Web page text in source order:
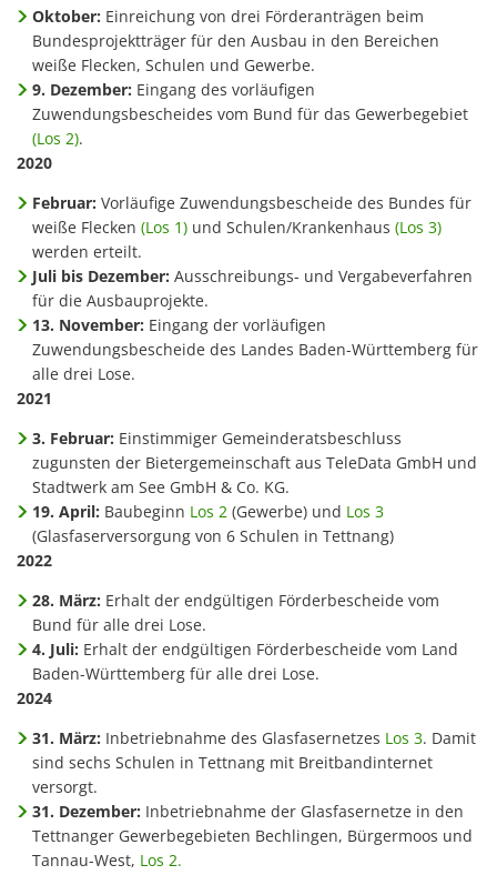
Oktober: Einreichung von drei Förderanträgen beim
Bundesprojektträger für den Ausbau in den Bereichen
weiße Flecken, Schulen und Gewerbe.
9. Dezember: Eingang des vorläufigen
Zuwendungsbescheides vom Bund für das Gewerbegebiet
(Los 2).
2020
Februar: Vorläufige Zuwendungsbescheide des Bundes für
weiße Flecken (Los 1) und Schulen/Krankenhaus (Los 3)
werden erteilt.
Juli bis Dezember: Ausschreibungs- und Vergabeverfahren
für die Ausbauprojekte.
13. November: Eingang der vorläufigen
Zuwendungsbescheide des Landes Baden-Württemberg für
alle drei Lose.
2021
3. Februar: Einstimmiger Gemeinderatsbeschluss
zugunsten der Bietergemeinschaft aus TeleData GmbH und
Stadtwerk am See GmbH & Co. KG.
19. April: Baubeginn Los 2(Gewerbe) und Los 3
(Glasfaserversorgung von 6 Schulen in Tettnang)
2022
28. März: Erhalt der endgültigen Förderbescheide vom
Bund für alle drei Lose.
4. Juli: Erhalt der endgültigen Förderbescheide vom Land
Baden-Württemberg für alle drei Lose.
2024
31. März: Inbetriebnahme des Glasfasernetzes Los 3. Damit
sind sechs Schulen in Tettnang mit Breitbandinternet
versorgt.
31. Dezember: Inbetriebnahme der Glasfasernetze in den
Tettnanger Gewerbegebieten Bechlingen, Bürgermoos und
Tannau-West, Los 2.